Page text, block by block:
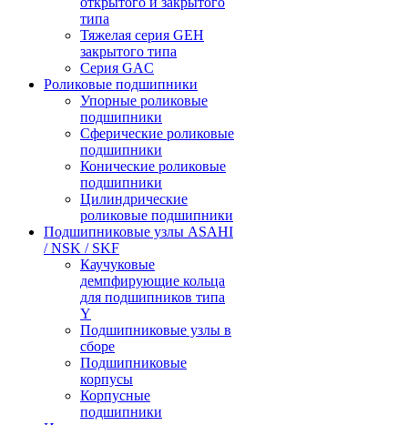
типа
Тяжелая серия GEH
закрытого типа
Серия GAC
Роликовые подшипники
Упорные роликовые
подшипники
Сферические роликовые
подшипники
Конические роликовые
подшипники
Цилиндрические
роликовые подшипники
Подшипниковые узлы ASAHI
/ NSK / SKF
Каучуковые
демпфирующие кольца
для подшипников типа
Y
Подшипниковые узлы в
сборе
Подшипниковые
корпусы
Корпусные
подшипники